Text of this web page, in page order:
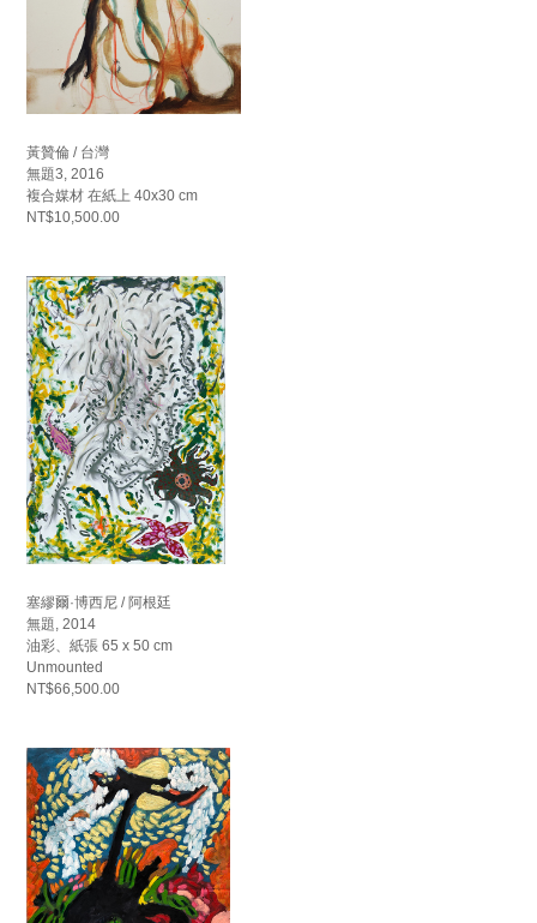
黃贊倫 / 台灣
無題3, 2016
複合媒材 在紙上 40x30 cm
NT$10,500.00
塞繆爾·博西尼 / 阿根廷
無題, 2014
油彩、紙張 65 x 50 cm
Unmounted
NT$66,500.00